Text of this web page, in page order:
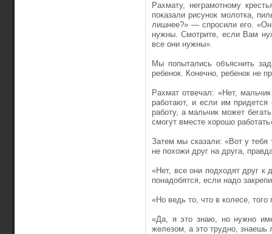
Рахмату, неграмотному
показали рисунок молотка,
лишнее?» — спросили его.
нужны. Смотрите, если Вам
все они нужны».
Мы попытались объяснить
ребенок. Конечно, ребенок не
Рахмат отвечал: «Нет,
работают, и если им придется
работу, а мальчик может
смогут вместе хорошо
Затем мы сказали: «Вот у
не похожи друг на друга,
«Нет, все они подходят друг к
понадобятся, если надо
«Но ведь то, что в колесе,
«Да, я это знаю, но нужно
железом, а это трудно, знаешь